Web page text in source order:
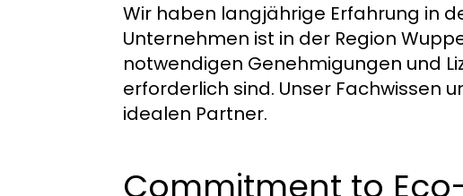
Wir haben langjährige Erfahrung in
Unternehmen ist in der Region
notwendigen Genehmigungen und
erforderlich sind. Unser Fachwissen
idealen Partner.
Commitment to